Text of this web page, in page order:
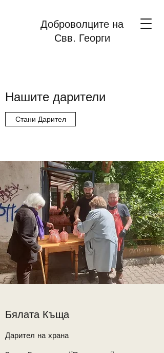
Доброволците на
Свв. Георги
Нашите дарители
Стани Дарител
Бялата Къща
Дарител на храна